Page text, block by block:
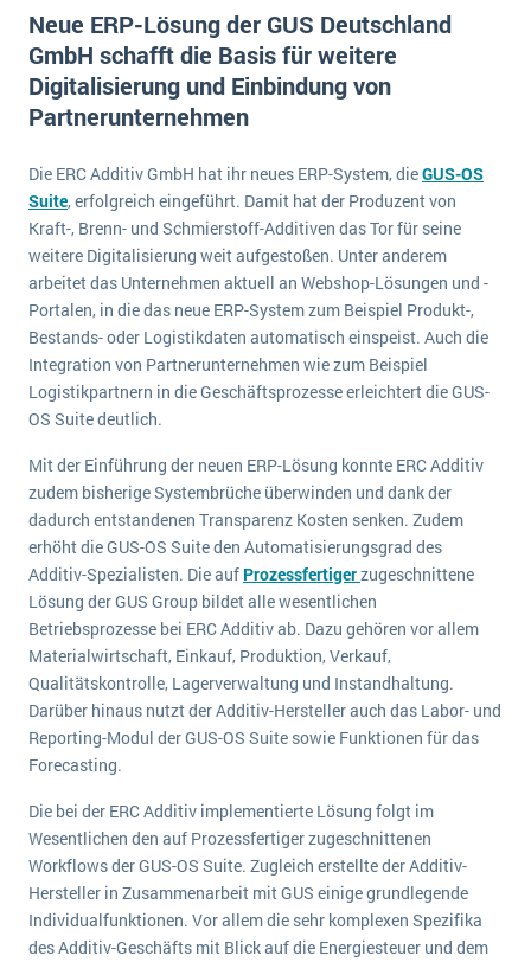
Suche
Vergleich
Auswahl
Schulung
Auswertung
Service und Wartung
E-commerce
Einzelhandel
Finanzen
Grosshandel
Handel
Handwerk
Health Care
IKT
Installation
Landwirtschaft
Maschinenbau
Medien
NGO
Lebensmittelindustrie
Logistik
Produktion
Immobilien
Services
Textil und Mode
Vermietung
Versorgung
Die 4 Komponenten eines CRM-Systems
5 Funktionen einer ERP-Software für Konzerne
Was ist Data Mining? - Ein Leitfaden für Unternehmen
Mehr über ERP-Software
ERP Wissenszentrum
Ein WMS implementieren: Das sind die 6
wichtigsten Punkte, die es zu beachten gilt
Service Level Agreements (SLA) und ERP: Was muss man wissen?
ERP-Software für Abfallentsorger
Digitale Arbeitsaufträge in Ihrem ERP- oder FSM-System: clever und effizient
MEHR ÜBER ERP-SOFTWARE
ERP News
Offene Stellen bei ERP-Lieferanten
Über uns
DSGVO/GDPR
Kontakt
Neue ERP-Lösung der GUS Deutschland
GmbH schafft die Basis für weitere
Digitalisierung und Einbindung von
Partnerunternehmen
Die ERC Additiv GmbH hat ihr neues ERP-System, dieGUS-OS
Suite, erfolgreich eingeführt. Damit hat der Produzent von
Kraft-, Brenn- und Schmierstoff-Additiven das Tor für seine
weitere Digitalisierung weit aufgestoßen. Unter anderem
arbeitet das Unternehmen aktuell an Webshop-Lösungen und -
Portalen, in die das neue ERP-System zum Beispiel Produkt-,
Bestands- oder Logistikdaten automatisch einspeist. Auch die
Integration von Partnerunternehmen wie zum Beispiel
Logistikpartnern in die Geschäftsprozesse erleichtert die GUS-
OS Suite deutlich.
Mit der Einführung der neuen ERP-Lösung konnte ERC Additiv
zudem bisherige Systembrüche überwinden und dank der
dadurch entstandenen Transparenz Kosten senken. Zudem
erhöht die GUS-OS Suite den Automatisierungsgrad des
Additiv-Spezialisten. Die auf Prozessfertigerzugeschnittene
Lösung der GUS Group bildet alle wesentlichen
Betriebsprozesse bei ERC Additiv ab. Dazu gehören vor allem
Materialwirtschaft, Einkauf, Produktion, Verkauf,
Qualitätskontrolle, Lagerverwaltung und Instandhaltung.
Darüber hinaus nutzt der Additiv-Hersteller auch das Labor- und
Reporting-Modul der GUS-OS Suite sowie Funktionen für das
Forecasting.
Die bei der ERC Additiv implementierte Lösung folgt im
Wesentlichen den auf Prozessfertiger zugeschnittenen
Workflows der GUS-OS Suite. Zugleich erstellte der Additiv-
Hersteller in Zusammenarbeit mit GUS einige grundlegende
Individualfunktionen. Vor allem die sehr komplexen Spezifika
des Additiv-Geschäfts mit Blick auf die Energiesteuer und dem